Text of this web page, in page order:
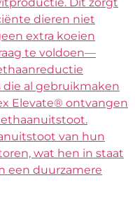
Dit zorgt
dieren niet
extra koeien
te voldoen—
die al gebruikmaken
Elevate® ontvangen
van hun
wat hen in staat
een duurzamere